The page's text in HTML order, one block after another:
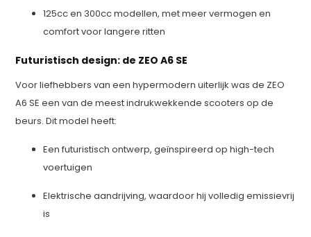
125cc en 300cc modellen, met meer vermogen en
comfort voor langere ritten
Futuristisch design: de ZEO A6 SE
Voor liefhebbers van een hypermodern uiterlijk was de ZEO
A6 SE een van de meest indrukwekkende scooters op de
beurs. Dit model heeft:
Een futuristisch ontwerp, geïnspireerd op high-tech
voertuigen
Elektrische aandrijving, waardoor hij volledig emissievrij
is